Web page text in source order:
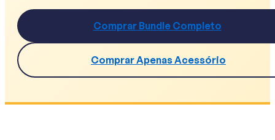
Comprar Bundle Completo
Comprar Apenas Acessório